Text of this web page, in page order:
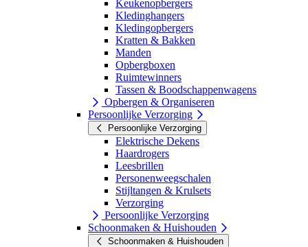
Keukenopbergers
Kledinghangers
Kledingopbergers
Kratten & Bakken
Manden
Opbergboxen
Ruimtewinners
Tassen & Boodschappenwagens
Opbergen & Organiseren
Persoonlijke Verzorging
Persoonlijke Verzorging
Elektrische Dekens
Haardrogers
Leesbrillen
Personenweegschalen
Stijltangen & Krulsets
Verzorging
Persoonlijke Verzorging
Schoonmaken & Huishouden
Schoonmaken & Huishouden